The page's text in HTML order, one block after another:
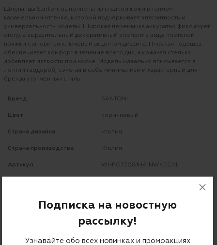
Шлепанцы Santoni выполнены из гладкой кожи в тёплом
карамельном оттенке, который подчёркивает элегантность и
универсальность модели. Широкая перемычка аккуратно фиксирует
стопу, а выразительный декоративный элемент в виде плетёной
пряжки становится ключевым акцентом дизайна. Плоская подошва
обеспечивает комфорт в течение всего дня, а кожаная стелька
добавляет мягкости при носке. Модель идеально вписывается в
летний гардероб, сочетая в себе минимализм и характерный для
бренда утончённый стиль.
Бренд SANTONI
Цвет коричневый
Страна дизайна Италия
Страна производства Италия
Артикул WHPG72081HA1NWKEC41
Подписка на новостную
рассылку!
Узнавайте обо всех новинках и промоакциях